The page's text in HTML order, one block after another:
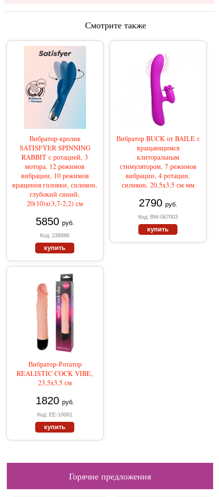
Смотрите также
Вибратор-кролик
SATISFYER SPINNING
RABBIT с ротацией, 3
мотора, 12 режимов
вибрации, 10 режимов
вращения головки, силикон,
глубокий синий,
20(10)х(3,7-2,2) см
5850 руб.
Код: 238886
купить
Вибратор BUCK от BAILE с
вращающимся
клиторальным
стимулятором, 7 режимов
вибрации, 4 ротации,
силикон, 20,5х3,5 см мм
2790 руб.
Код: BW-067003
купить
Вибратор-Ротатор
REALISTIC COCK VIBE,
23,5х3,5 см
1820 руб.
Код: EE-10061
купить
Горячие предложения